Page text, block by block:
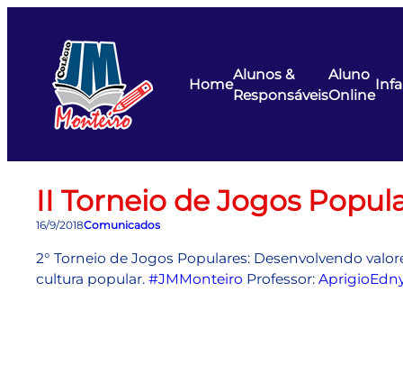
conteúdo
Home
Alunos &
Responsáveis
Aluno
Online
II Torneio de Jogos
16/9/2018Comunicados
2° Torneio de Jogos Populares: Desenvolvendo
cultura popular. #JMMonteiro Professor: